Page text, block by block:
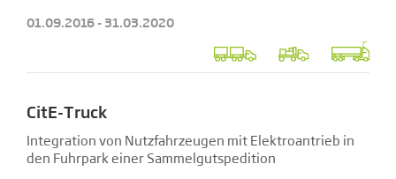
01.09.2016 - 31.03.2020
CitE-Truck
Integration von Nutzfahrzeugen mit Elektroantrieb in
den Fuhrpark einer Sammelgutspedition